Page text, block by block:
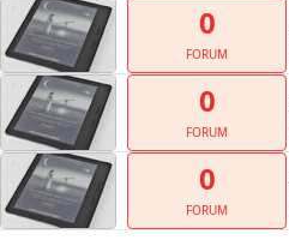
0
FORUM
0
FORUM
0
FORUM